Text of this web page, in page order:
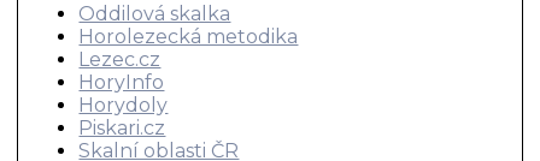
Oddilová skalka
Horolezecká metodika
Lezec.cz
HoryInfo
Horydoly
Piskari.cz
Skalní oblasti ČR